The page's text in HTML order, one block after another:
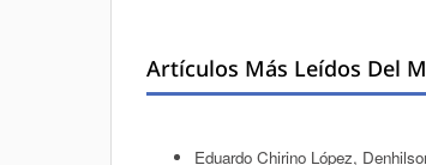
Artículos Más Leídos Del
Eduardo Chirino López,